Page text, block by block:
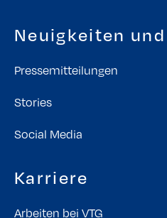
Neuigkeiten
Pressemitteilungen
Stories
Social Media
Karriere
Arbeiten bei VTG